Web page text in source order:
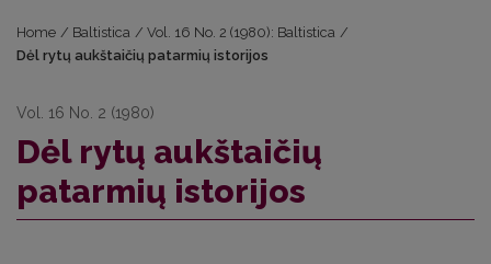
Home / Baltistica / Vol. 16 No. 2 (1980): Baltistica /
Dėl rytų aukštaičių patarmių istorijos
Vol. 16 No. 2 (1980)
Dėl rytų aukštaičių
patarmių istorijos